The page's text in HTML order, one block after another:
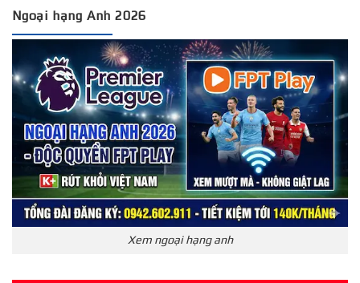
Ngoại hạng Anh 2026
Xem ngoại hạng anh